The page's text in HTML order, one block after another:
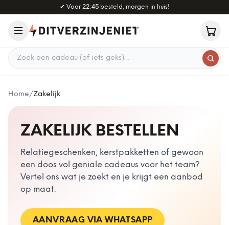
Naar hoofdinhoud
✔ Voor 22:45 besteld, morgen in huis!
Zoek een cadeau
Home/Zakelijk
ZAKELIJK BESTELLEN
Relatiegeschenken, kerstpakketten of gewoon
een doos vol geniale cadeaus voor het team?
Vertel ons wat je zoekt en je krijgt een aanbod
op maat.
AANVRAAG VIA WHATSAPP